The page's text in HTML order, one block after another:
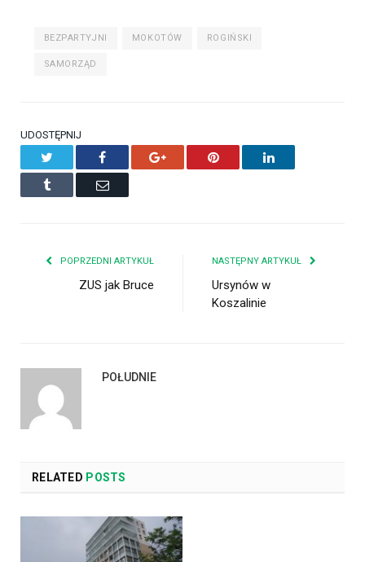
BEZPARTYJNI MOKOTÓW ROGIŃSKI
SAMORZĄD
UDOSTĘPNIJ
Facebook Google+ Pinterest LinkedIn
Tumblr Email
POPRZEDNI ARTYKUŁ
ZUS jak Bruce
NASTĘPNY ARTYKUŁ
Ursynów w
Koszalinie
POŁUDNIE
RELATED POSTS